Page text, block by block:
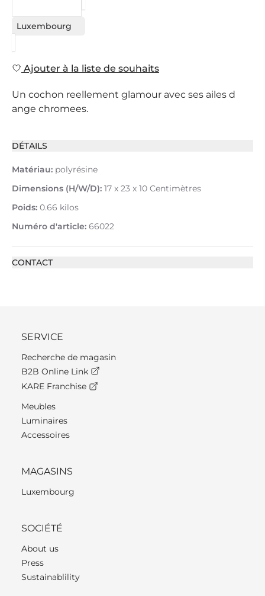
Luxembourg
Ajouter à la liste de souhaits
Un cochon reellement glamour avec ses ailes d
ange chromees.
DÉTAILS
Matériau: polyrésine
Dimensions (H/W/D): 17 x 23 x 10 Centimètres
Poids: 0.66 kilos
Numéro d'article: 66022
CONTACT
SERVICE
Recherche de magasin
B2B Online Link
KARE Franchise
Meubles
Luminaires
Accessoires
MAGASINS
Luxembourg
SOCIÉTÉ
About us
Press
Sustainablility